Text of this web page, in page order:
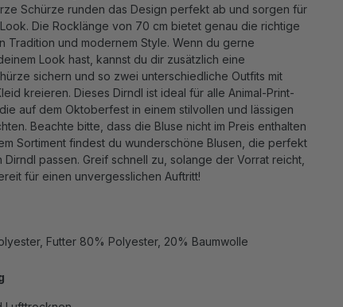
Schürze runden das Design perfekt ab und sorgen für
Die Rocklänge von 70 cm bietet genau die richtige
Tradition und modernem Style. Wenn du gerne
Look hast, kannst du dir zusätzlich eine
sichern und so zwei unterschiedliche Outfits mit
kreieren. Dieses Dirndl ist ideal für alle Animal-Print-
auf dem Oktoberfest in einem stilvollen und lässigen
Beachte bitte, dass die Bluse nicht im Preis enthalten
Sortiment findest du wunderschöne Blusen, die perfekt
Dirndl passen. Greif schnell zu, solange der Vorrat reicht,
für einen unvergesslichen Auftritt!
Futter 80% Polyester, 20% Baumwolle